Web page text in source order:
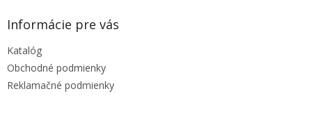
Informácie pre vás
Katalóg
Obchodné podmienky
Reklamačné podmienky